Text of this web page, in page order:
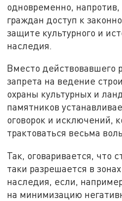
одновременно,
граждан доступ к
защите культурного и
наследия.
Вместо действовавшего
запрета на ведение
охраны культурных и
памятников
оговорок и исключений,
трактоваться весьма
Так, оговаривается, что
таки разрешается в
наследия, если,
на минимизацию